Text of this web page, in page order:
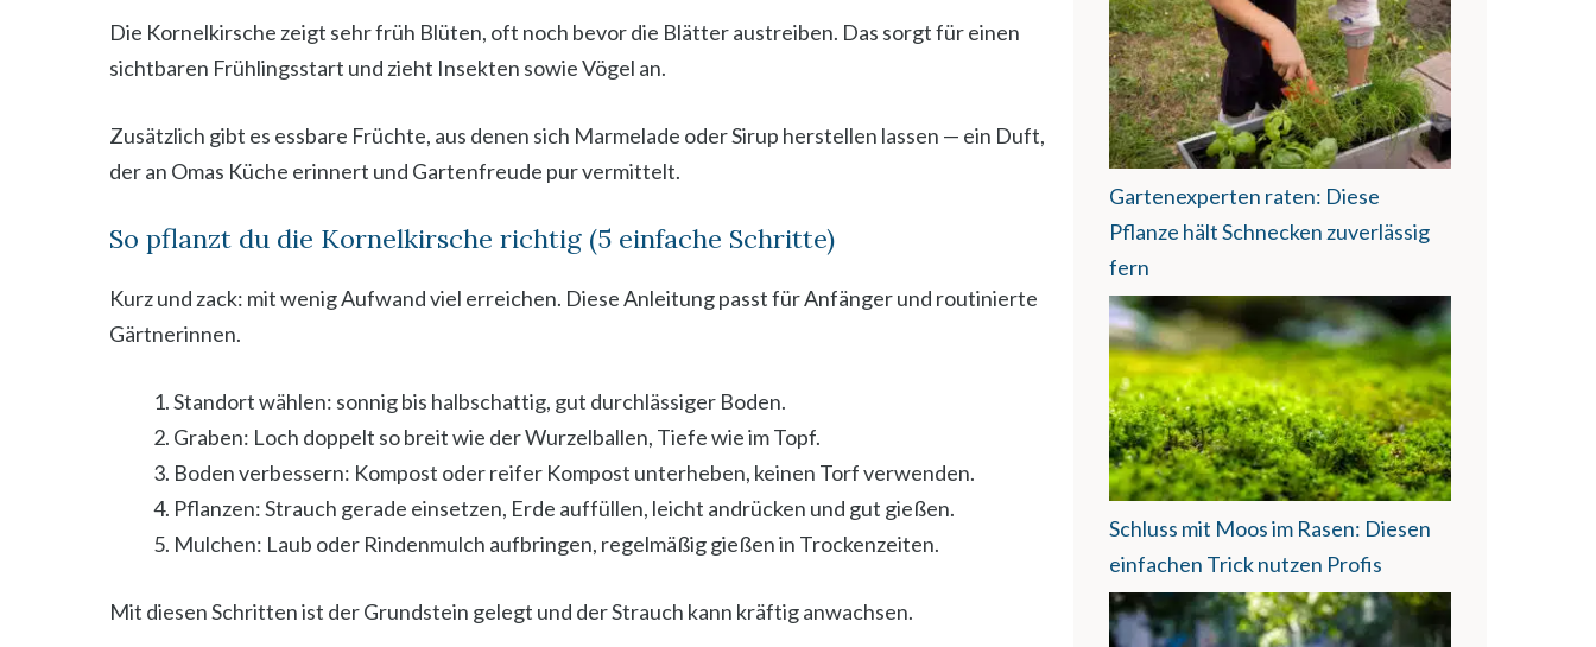
Die Kornelkirsche zeigt sehr früh Blüten, oft noch bevor die Blätter austreiben. Das sorgt für einen
sichtbaren Frühlingsstart und zieht Insekten sowie Vögel an.
Zusätzlich gibt es essbare Früchte, aus denen sich Marmelade oder Sirup herstellen lassen — ein Duft,
der an Omas Küche erinnert und Gartenfreude pur vermittelt.
So pflanzt du die Kornelkirsche richtig (5 einfache Schritte)
Kurz und zack: mit wenig Aufwand viel erreichen. Diese Anleitung passt für Anfänger und routinierte
Gärtnerinnen.
Standort wählen: sonnig bis halbschattig, gut durchlässiger Boden.
Graben: Loch doppelt so breit wie der Wurzelballen, Tiefe wie im Topf.
Boden verbessern: Kompost oder reifer Kompost unterheben, keinen Torf verwenden.
Pflanzen: Strauch gerade einsetzen, Erde auffüllen, leicht andrücken und gut gießen.
Mulchen: Laub oder Rindenmulch aufbringen, regelmäßig gießen in Trockenzeiten.
Mit diesen Schritten ist der Grundstein gelegt und der Strauch kann kräftig anwachsen.
Gartenexperten raten: Diese
Pflanze hält Schnecken zuverlässig
fern
Schluss mit Moos im Rasen: Diesen
einfachen Trick nutzen Profis